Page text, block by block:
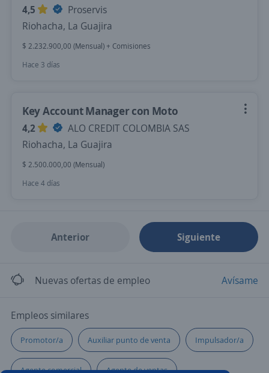
4,5
Proservis
Riohacha, La Guajira
$ 2.232.900,00 (Mensual) + Comisiones
Hace 3 días
Key Account Manager con Moto
4,2
ALO CREDIT COLOMBIA SAS
Riohacha, La Guajira
$ 2.500.000,00 (Mensual)
Hace 4 días
Anterior Siguiente
Nuevas ofertas de empleo Avísame
Empleos similares
Promotor/a Auxiliar punto de venta Impulsador/a
Agente comercial Agente de ventas